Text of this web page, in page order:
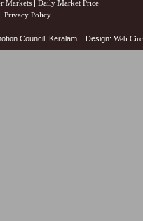
Markets | Daily Market Price
| Privacy Policy
Council, Keralam. Design: Web